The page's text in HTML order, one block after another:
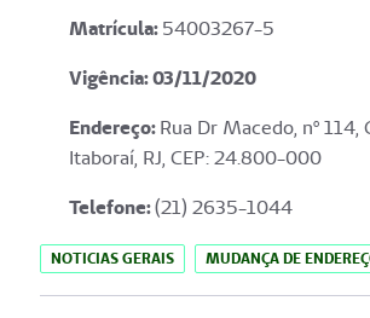
Matrícula:54003267-5
Vigência: 03/11/2020
Endereço:Rua Dr Macedo, nº 114,
Itaboraí, RJ, CEP: 24.800-000
Telefone:(21) 2635-1044
NOTICIAS GERAIS MUDANÇA DE